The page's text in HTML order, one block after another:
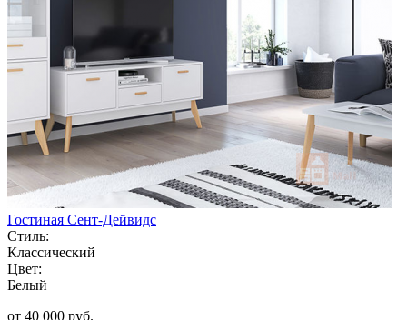
Гостиная Сент-Дейвидс
Стиль:
Классический
Цвет:
Белый
от 40 000 руб.